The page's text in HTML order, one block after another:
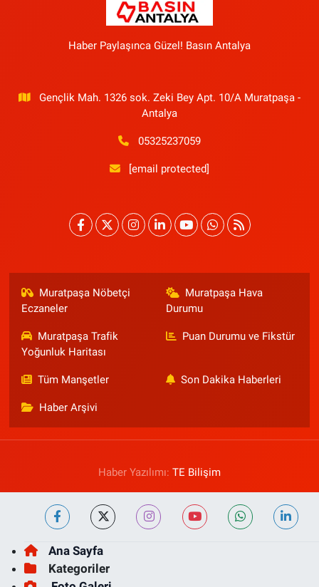
Haber Paylaşınca Güzel! Basın Antalya
Gençlik Mah. 1326 sok. Zeki Bey Apt. 10/A Muratpaşa -
Antalya
05325237059
[email protected]
Muratpaşa Nöbetçi
Eczaneler
Muratpaşa Hava
Durumu
Muratpaşa Trafik
Yoğunluk Haritası
Puan Durumu ve Fikstür
Tüm Manşetler Son Dakika Haberleri
Haber Arşivi
Haber Yazılımı: TE Bilişim
Ana Sayfa
Kategoriler